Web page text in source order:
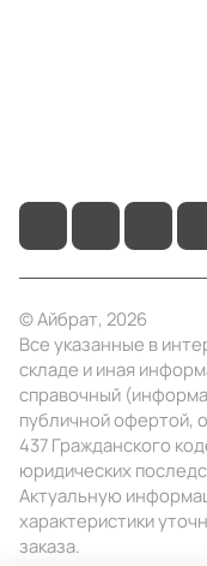
© Айбрат, 2026
Все указанные в
складе и иная
справочный
публичной офертой,
437 Гражданского
юридических
Актуальную
характеристики
заказа.